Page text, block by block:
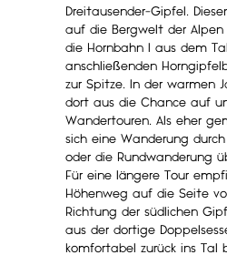
Dreitausender-Gipfel.
auf die Bergwelt der
die Hornbahn I aus dem
anschließenden
zur Spitze. In der warmen
dort aus die Chance auf
Wandertouren. Als eher
sich eine Wanderung
oder die Rundwanderung
Für eine längere Tour
Höhenweg auf die Seite
Richtung der südlichen
aus der dortige
komfortabel zurück ins Tal